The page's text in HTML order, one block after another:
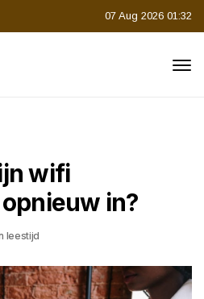
07 Aug 2026 01:32
wifi
in?
leestijd